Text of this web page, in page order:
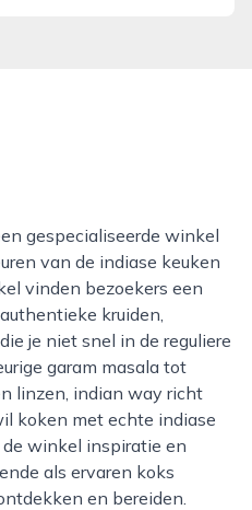
van de indiase keuken
vinden bezoekers een
kruiden,
je niet snel in de reguliere
garam masala tot
linzen, indian way richt
koken met echte indiase
winkel inspiratie en
als ervaren koks
en bereiden.